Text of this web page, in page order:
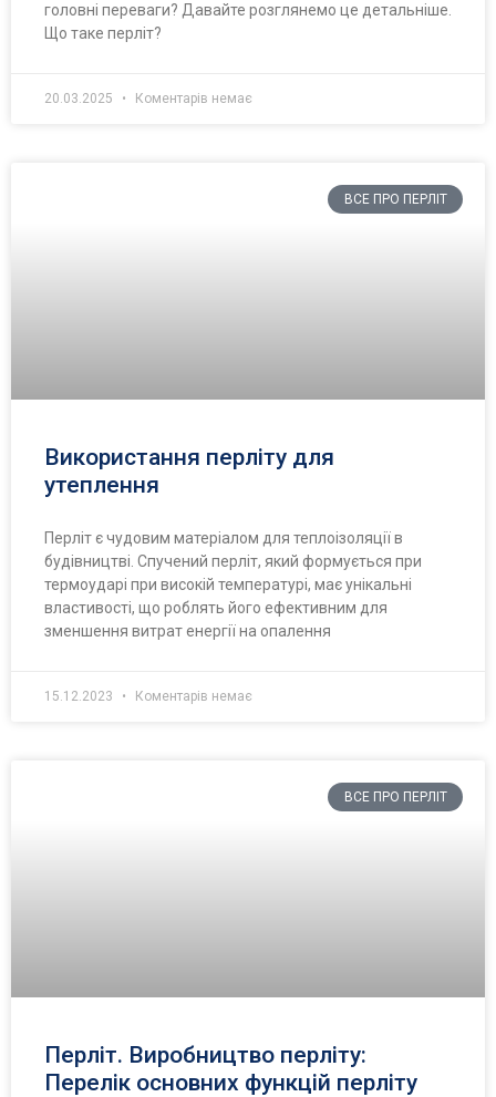
головні переваги? Давайте розглянемо це детальніше.
Що таке перліт?
20.03.2025 Коментарів немає
ВСЕ ПРО ПЕРЛІТ
Використання перліту для
утеплення
Перліт є чудовим матеріалом для теплоізоляції в
будівництві. Спучений перліт, який формується при
термоударі при високій температурі, має унікальні
властивості, що роблять його ефективним для
зменшення витрат енергії на опалення
15.12.2023 Коментарів немає
ВСЕ ПРО ПЕРЛІТ
Перліт. Виробництво перліту:
Перелік основних функцій перліту